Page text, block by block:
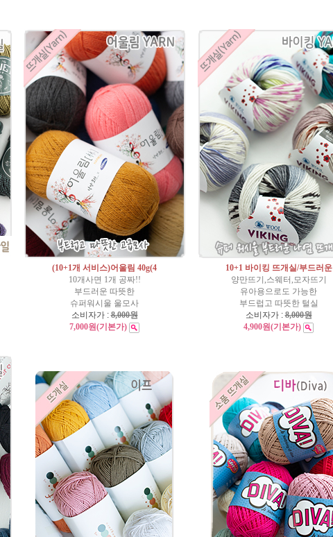
(10+1개 서비스)어울림 40g(4
10개사면 1개 공짜!!
부드러운 따뜻한
슈퍼워시울 울모사
소비자가 :8,000원
7,000원(기본가)
10+1 바이킹 뜨개실/부드러운
양만뜨기,스웨터,모자뜨기
유아용으로도 가능한
부드럽고 따뜻한 털실
소비자가 :8,000원
4,900원(기본가)